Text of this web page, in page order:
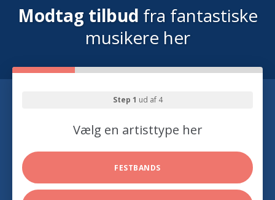
Modtag tilbud fra fantastiske
musikere her
Step 1 ud af 4
Vælg en artisttype her
FESTBANDS